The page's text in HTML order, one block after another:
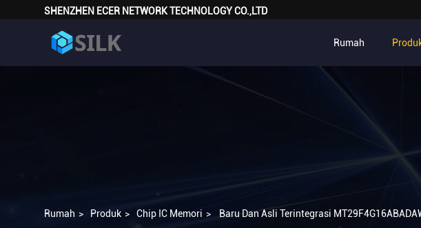
SHENZHEN ECER NETWORK TECHNOLOGY CO.,LTD
Rumah
Rumah > Produk > Chip IC Memori > Baru Dan Asli Terintegrasi